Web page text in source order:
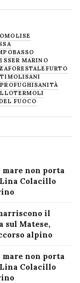
MARINO
FORESTALE FURTO
MOLISANI
PROFUGHISANITÀ
TERMOLI
FUOCO
mare non porta
Colacillo
il
sul Matese,
alpino
mare non porta
Colacillo